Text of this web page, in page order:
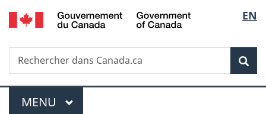
Passer
au
principal
Passer
à
Au
du
Passer
à
version
simplifiée
de
la
EN
Recherche
Rechercher
dans
Menu
MENU PRINCIPAL